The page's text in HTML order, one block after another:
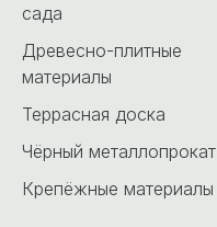
сада
Древесно-плитные
материалы
Террасная доска
Чёрный металлопрокат
Крепёжные материалы